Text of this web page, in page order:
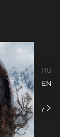
RU
EN